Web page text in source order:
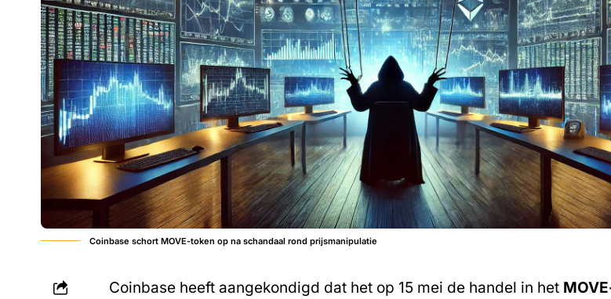
Coinbase schort MOVE-token op na schandaal rond prijsmanipulatie
Coinbase heeft aangekondigd dat het op 15 mei de handel in het